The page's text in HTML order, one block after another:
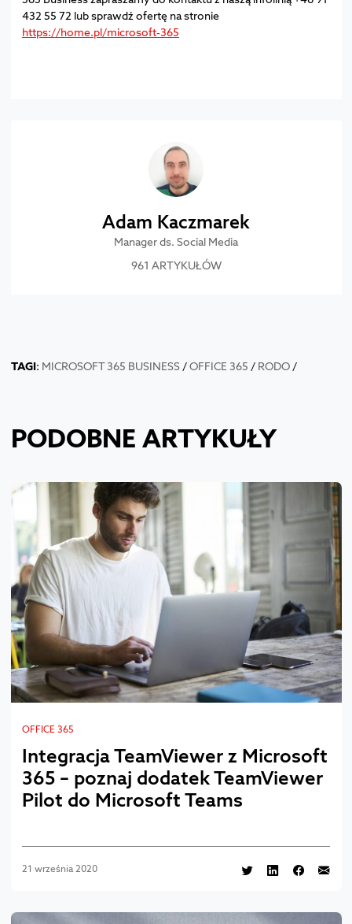
432 55 72 lub sprawdź ofertę na stronie
https://home.pl/microsoft-365
Adam Kaczmarek
Manager ds. Social Media
961 ARTYKUŁÓW
TAGI: MICROSOFT 365 BUSINESS/OFFICE 365 / RODO/
PODOBNE ARTYKUŁY
OFFICE 365
Integracja TeamViewer z Microsoft
365 – poznaj dodatek TeamViewer
Pilot do Microsoft Teams
21 września 2020